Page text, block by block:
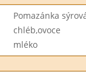
Pomazánka
chléb,ovoce
mléko